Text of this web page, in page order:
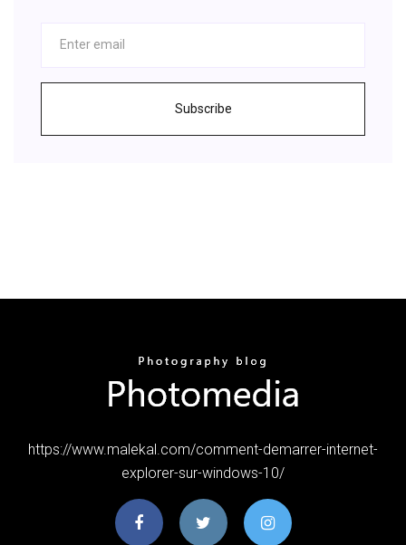
Subscribe
https://www.malekal.com/comment-demarrer-internet-
explorer-sur-windows-10/